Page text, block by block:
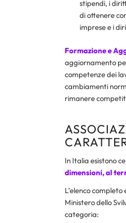
stipendi, i
di ottenere
imprese e i
Formazione e
aggiornamento
competenze dei
cambiamenti
rimanere
In Italia esistono
dimensioni, al
L’elenco
Ministero dello
categoria: